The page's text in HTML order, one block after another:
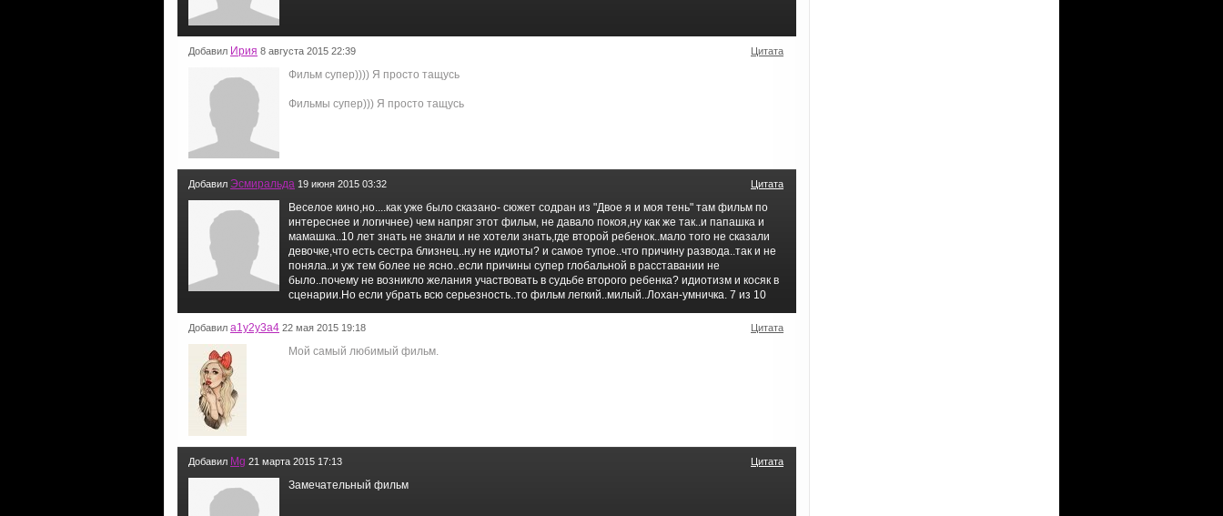
Добавил Ирия 8 августа 2015 22:39 Цитата
Фильм супер)))) Я просто тащусь
Фильмы супер))) Я просто тащусь
Добавил Эсмиральда 19 июня 2015 03:32 Цитата
Веселое кино,но....как уже было сказано- сюжет содран из "Двое я и моя тень" там фильм по
интереснее и логичнее) чем напряг этот фильм, не давало покоя,ну как же так..и папашка и
мамашка..10 лет знать не знали и не хотели знать,где второй ребенок..мало того не сказали
девочке,что есть сестра близнец..ну не идиоты? и самое тупое..что причину развода..так и не
поняла..и уж тем более не ясно..если причины супер глобальной в расставании не
было..почему не возникло желания участвовать в судьбе второго ребенка? идиотизм и косяк в
сценарии.Но если убрать всю серьезность..то фильм легкий..милый..Лохан-умничка. 7 из 10
Добавил a1y2y3a4 22 мая 2015 19:18 Цитата
Мой самый любимый фильм.
Добавил Mg 21 марта 2015 17:13 Цитата
Замечательный фильм